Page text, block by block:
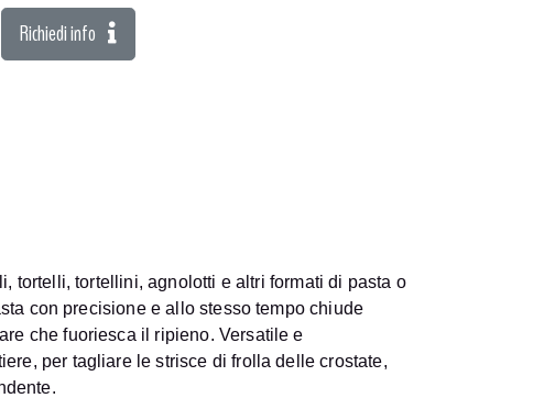
Richiedi info
tortelli, tortellini, agnolotti e altri formati di pasta o
con precisione e allo stesso tempo chiude
che fuoriesca il ripieno. Versatile e
per tagliare le strisce di frolla delle crostate,